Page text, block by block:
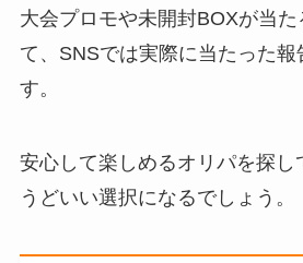
大会プロモや未開封BOXが当
て、SNSでは実際に当たった報
す。
安心して楽しめるオリパを探し
うどいい選択になるでしょう。